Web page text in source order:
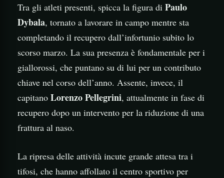
Tra gli atleti presenti, spicca la figura di Paulo
Dybala, tornato a lavorare in campo mentre sta
completando il recupero dall’infortunio subito lo
scorso marzo. La sua presenza è fondamentale per i
giallorossi, che puntano su di lui per un contributo
chiave nel corso dell’anno. Assente, invece, il
capitano Lorenzo Pellegrini, attualmente in fase di
recupero dopo un intervento per la riduzione di una
frattura al naso.
La ripresa delle attività incute grande attesa tra i
tifosi, che hanno affollato il centro sportivo per